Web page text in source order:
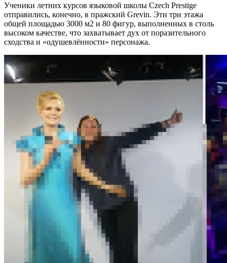
Ученики летних курсов языковой школы Czech Prestige
отправились, конечно, в пражский Grevin. Эти три этажа
общей площадью 3000 м2 и 80 фигур, выполненных в столь
высоком качестве, что захватывает дух от поразительного
сходства и «одушевлённости» персонажа.